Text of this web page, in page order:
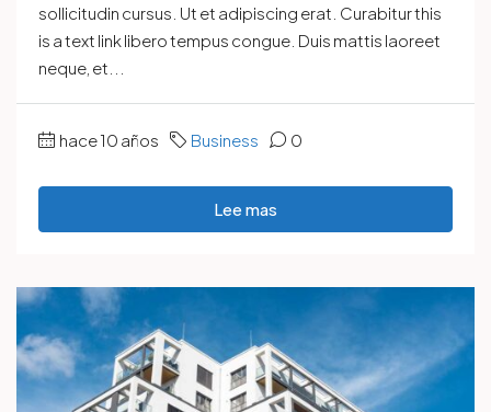
sollicitudin cursus. Ut et adipiscing erat. Curabitur this
is a text link libero tempus congue. Duis mattis laoreet
neque, et...
hace 10 años Business 0
Lee mas